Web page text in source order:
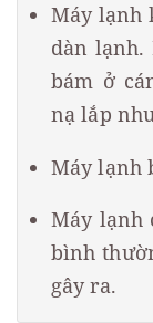
Máy lạnh
dàn lạnh.
bám ở
nạ lắp
Máy lạnh
Máy lạnh
bình
gây ra.